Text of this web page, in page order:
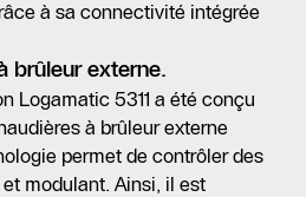
à sa connectivité intégrée
brûleur externe.
Logamatic 5311 a été conçu
à brûleur externe
permet de contrôler des
modulant. Ainsi, il est